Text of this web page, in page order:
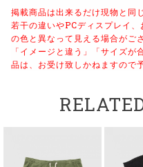
掲載商品は出来るだけ現物と同
若干の違いやPCディスプレイ
の色と異なって見える場合がご
「イメージと違う」「サイズ
品は、お受け致しかねますので